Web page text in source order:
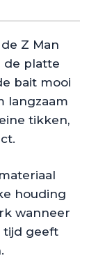
Z Man
de platte
bait mooi
langzaam
tikken,
houding
wanneer
tijd geeft